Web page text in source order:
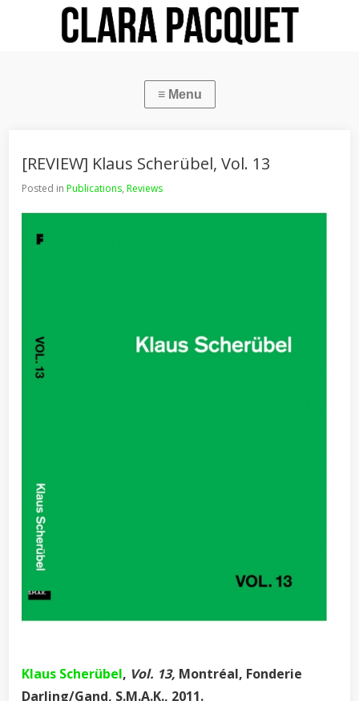
[REVIEW] Klaus Scherübel, Vol. 13
Posted inPublications,Reviews
Klaus Scherübel, Vol. 13, Montréal, Fonderie
Darling/Gand, S.M.A.K., 2011.